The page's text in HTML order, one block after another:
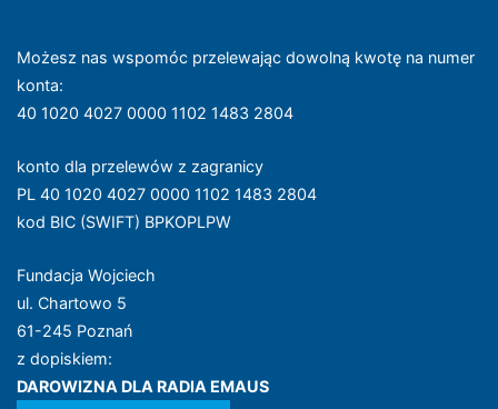
Możesz nas wspomóc przelewając dowolną kwotę na numer
konta:
40 1020 4027 0000 1102 1483 2804
konto dla przelewów z zagranicy
PL 40 1020 4027 0000 1102 1483 2804
kod BIC (SWIFT) BPKOPLPW
Fundacja Wojciech
ul. Chartowo 5
61-245 Poznań
z dopiskiem:
DAROWIZNA DLA RADIA EMAUS